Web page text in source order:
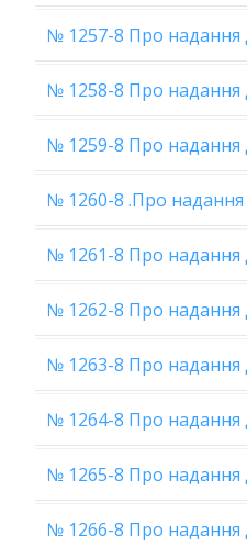
№ 1257-8 Про надання
№ 1258-8 Про надання
№ 1259-8 Про надання
№ 1260-8 .Про надання
№ 1261-8 Про надання
№ 1262-8 Про надання
№ 1263-8 Про надання
№ 1264-8 Про надання
№ 1265-8 Про надання
№ 1266-8 Про надання